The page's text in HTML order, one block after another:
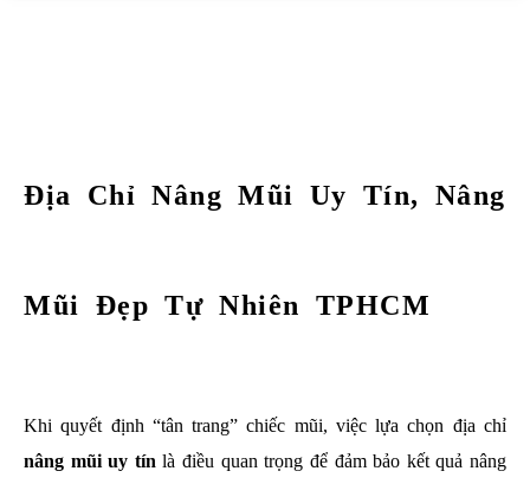
Địa Chỉ Nâng Mũi Uy Tín, Nâng
Mũi Đẹp Tự Nhiên TPHCM
Khi quyết định “tân trang” chiếc mũi, việc lựa chọn địa chỉ
nâng mũi uy tín là điều quan trọng để đảm bảo kết quả nâng